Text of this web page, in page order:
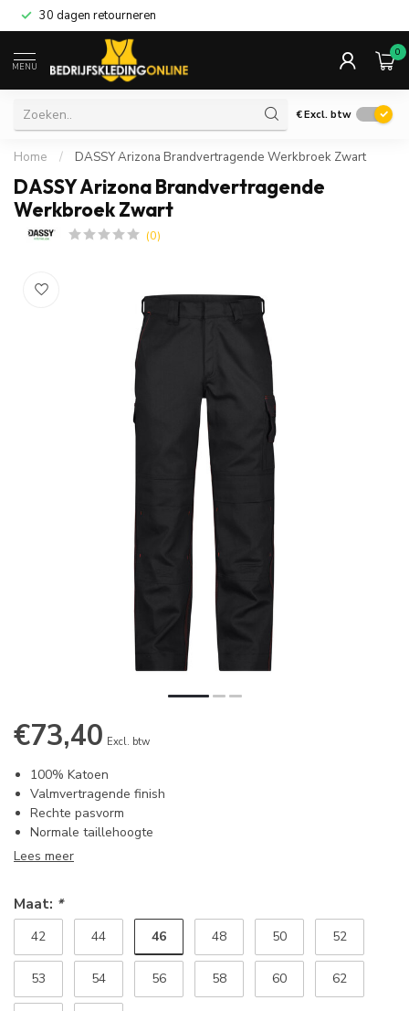
30 dagen retourneren
MENU
0
€Excl. btw
Home / DASSY Arizona Brandvertragende Werkbroek Zwart
DASSY Arizona Brandvertragende
Werkbroek Zwart
(0)
€73,40 Excl. btw
100% Katoen
Valmvertragende finish
Rechte pasvorm
Normale taillehoogte
Lees meer
Maat: *
42 44 46 48 50 52
53 54 56 58 60 62